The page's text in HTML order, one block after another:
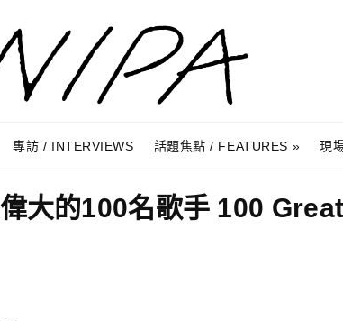
專訪 / INTERVIEWS 話題焦點 / FEATURES 現
大的100名歌手 100